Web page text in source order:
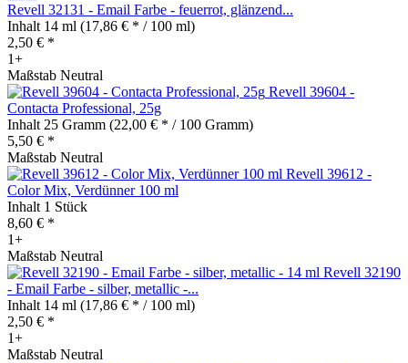
Revell 32131 - Email Farbe - feuerrot, glänzend...
Inhalt 14 ml (17,86 € * / 100 ml)
2,50 € *
1+
Maßstab Neutral
Revell 39604 -
Contacta Professional, 25g
Inhalt 25 Gramm (22,00 € * / 100 Gramm)
5,50 € *
Maßstab Neutral
Revell 39612 -
Color Mix, Verdünner 100 ml
Inhalt 1 Stück
8,60 € *
1+
Maßstab Neutral
Revell 32190
- Email Farbe - silber, metallic -...
Inhalt 14 ml (17,86 € * / 100 ml)
2,50 € *
1+
Maßstab Neutral